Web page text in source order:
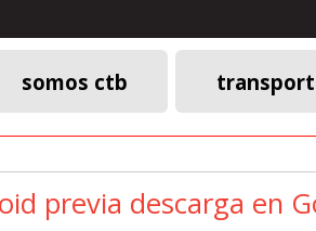
somos ctb
previa descarga en